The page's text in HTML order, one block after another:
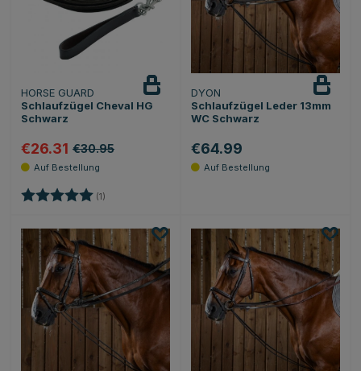
HORSE GUARD
Schlaufzügel Cheval HG
Schwarz
€26.31 €30.95
Bewertung: (1)
DYON
Schlaufzügel Leder 13mm
WC Schwarz
€64.99